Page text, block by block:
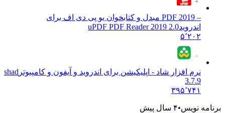
– PDF 2019 مبدل و کتابخوان یو پی دی اف برای
اندرویدuPDF PDF Reader 2019 2.0
۵٬۲۰۲
نرم افزار شاد - اپلیکیشن برای اندروید و آیفون و کامپیوتر shad
3.7.9
۳۹۵٬۷۴۱
برنامه نویس ۴ سال پیش